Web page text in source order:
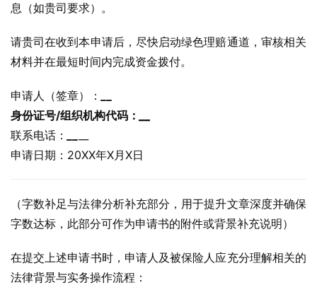
息（如贵司要求）。
请贵司在收到本申请后，尽快启动绿色理赔通道，审核相关
材料并在最短时间内完成资金拨付。
申请人（签章）：
身份证号/组织机构代码：
联系电话：
申请日期：20XX年X月X日
（字数补足与法律分析补充部分，用于提升文章深度并确保
字数达标，此部分可作为申请书的附件或背景补充说明）
在提交上述申请书时，申请人及被保险人应充分理解相关的
法律背景与实务操作流程：